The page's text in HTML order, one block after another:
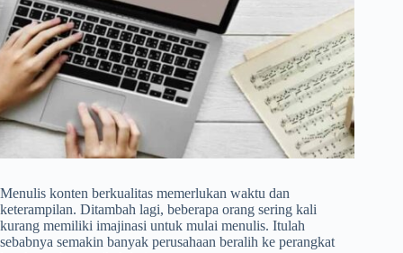
Menulis konten berkualitas memerlukan waktu dan
keterampilan. Ditambah lagi, beberapa orang sering kali
kurang memiliki imajinasi untuk mulai menulis. Itulah
sebabnya semakin banyak perusahaan beralih ke perangkat